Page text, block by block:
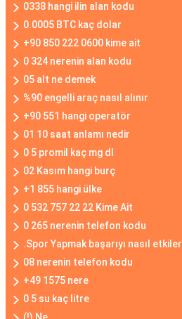
0338 hangi ilin alan kodu
0.0005 BTC kaç dolar
+90 850 222 0600 kime ait
0 324 nerenin alan kodu
05 alt ne demek
%90 engelli araç nasıl alınır
+90 551 hangi operatör
01 10 saat anlamı nedir
0 5 promil kaç mg dl
02 Kasım hangi burç
+1 855 hangi ülke
0 532 757 22 22 Kime Ait
0 265 nerenin telefon kodu
.Spor Yapmak başarıyı nasıl etkiler
08 nerenin telefon kodu
+49 1575 nere
0 5 su kaç litre